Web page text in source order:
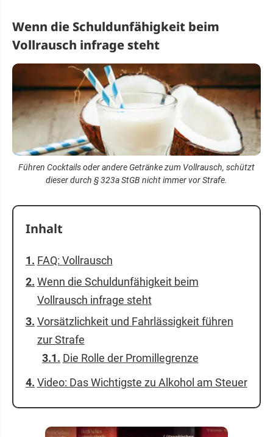
Wenn die Schuldunfähigkeit beim
Vollrausch infrage steht
Führen Cocktails oder andere Getränke zum Vollrausch, schützt
dieser durch § 323a StGB nicht immer vor Strafe.
Inhalt
FAQ: Vollrausch
Wenn die Schuldunfähigkeit beim
Vollrausch infrage steht
Vorsätzlichkeit und Fahrlässigkeit führen
zur Strafe
Die Rolle der Promillegrenze
Video: Das Wichtigste zu Alkohol am Steuer